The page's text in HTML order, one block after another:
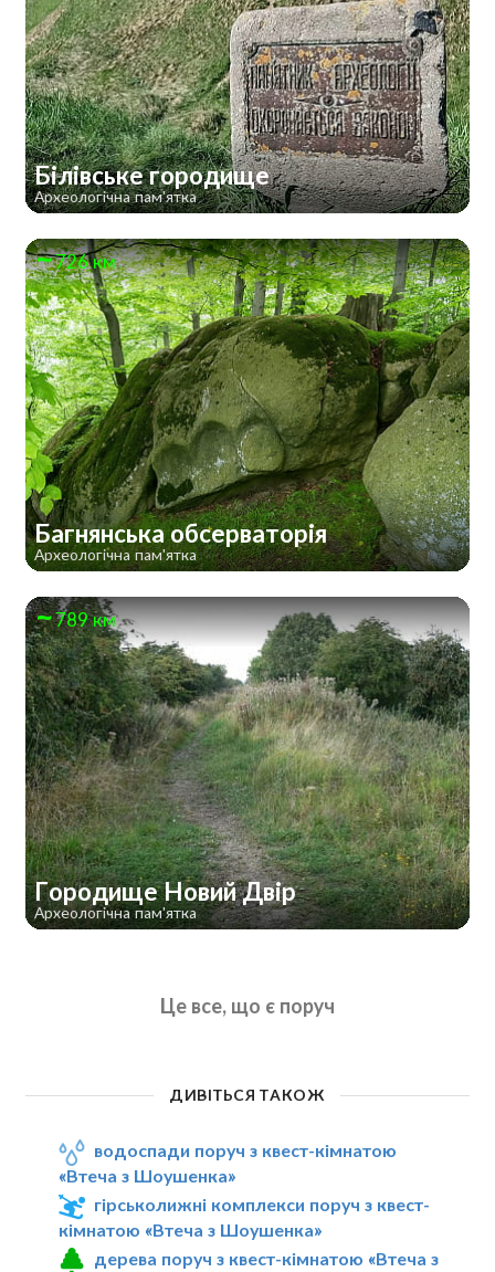
Білівське городище
Археологічна пам'ятка
726 км
Багнянська обсерваторія
Археологічна пам'ятка
789 км
Городище Новий Двір
Археологічна пам'ятка
Це все, що є поруч
ДИВІТЬСЯ ТАКОЖ
водоспади поруч з квест-кімнатою
«Втеча з Шоушенка»
гірськолижні комплекси поруч з квест-
кімнатою «Втеча з Шоушенка»
дерева поруч з квест-кімнатою «Втеча з